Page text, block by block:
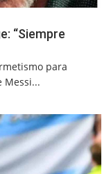
“Siempre
para
Messi...